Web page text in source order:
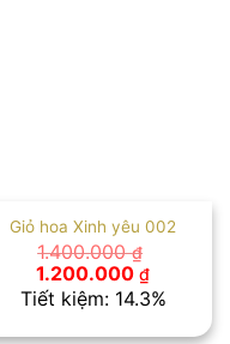
Giỏ hoa Xinh yêu 002
1.400.000₫
Giá
gốc
là:
1.200.000 ₫Giá
hiện
tại
Tiết kiệm: 14.3%